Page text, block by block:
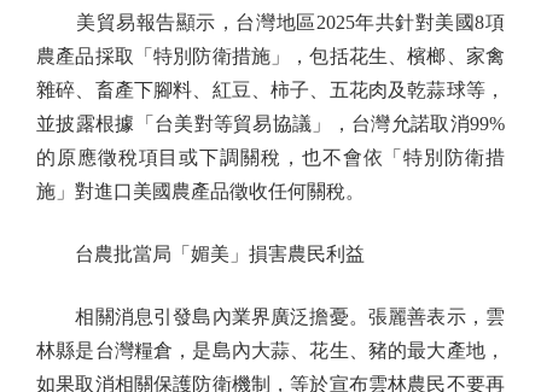
美貿易報告顯示，台灣地區2025年共針對美國8項
農產品採取「特別防衛措施」，包括花生、檳榔、家禽
雜碎、畜產下腳料、紅豆、柿子、五花肉及乾蒜球等，
並披露根據「台美對等貿易協議」，台灣允諾取消99%
的原應徵稅項目或下調關稅，也不會依「特別防衛措
施」對進口美國農產品徵收任何關稅。
台農批當局「媚美」損害農民利益
相關消息引發島內業界廣泛擔憂。張麗善表示，雲
林縣是台灣糧倉，是島內大蒜、花生、豬的最大產地，
如果取消相關保護防衛機制，等於宣布雲林農民不要再